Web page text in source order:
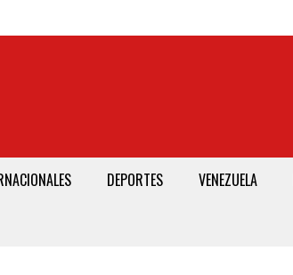
DEPORTES VENEZUELA